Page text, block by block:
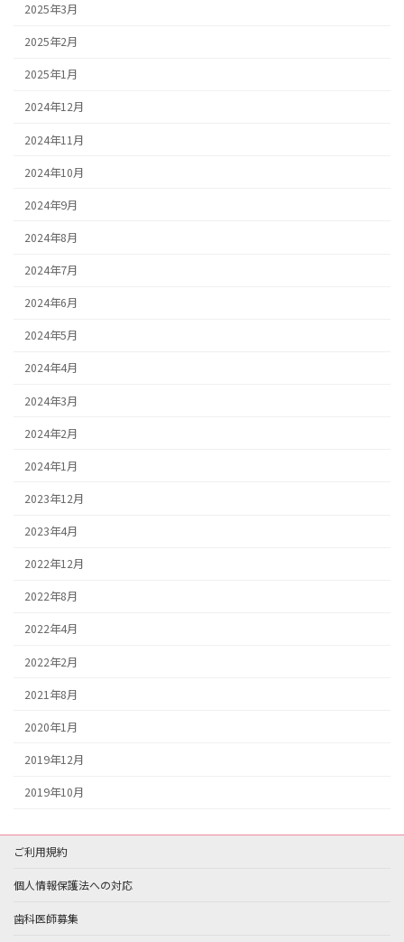
2025年3月
2025年2月
2025年1月
2024年12月
2024年11月
2024年10月
2024年9月
2024年8月
2024年7月
2024年6月
2024年5月
2024年4月
2024年3月
2024年2月
2024年1月
2023年12月
2023年4月
2022年12月
2022年8月
2022年4月
2022年2月
2021年8月
2020年1月
2019年12月
2019年10月
ご利用規約
個人情報保護法への対応
歯科医師募集